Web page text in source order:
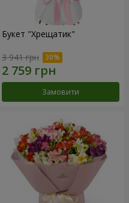
Букет "Хрещатик"
3 941 грн
Замовити